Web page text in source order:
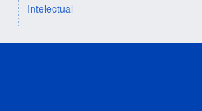
Intelectual